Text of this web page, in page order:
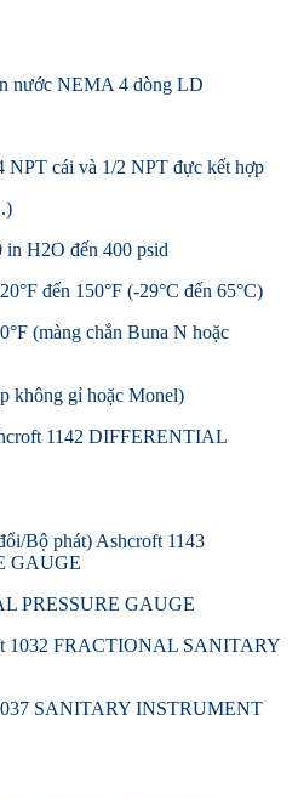
nước NEMA 4 dòng LD
NPT cái và 1/2 NPT đực kết hợp
in H2O đến 400 psid
đến 150°F (-29°C đến 65°C)
(màng chắn Buna N hoặc
không gỉ hoặc Monel)
1142 DIFFERENTIAL
Bộ phát) Ashcroft 1143
GAUGE
PRESSURE GAUGE
1032 FRACTIONAL SANITARY
SANITARY INSTRUMENT